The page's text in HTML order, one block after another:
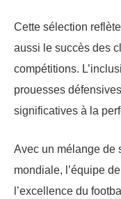
Cette sélection
aussi le succès des
compétitions.
prouesses
significatives à la
Avec un mélange de
mondiale, l’équipe
l’excellence du